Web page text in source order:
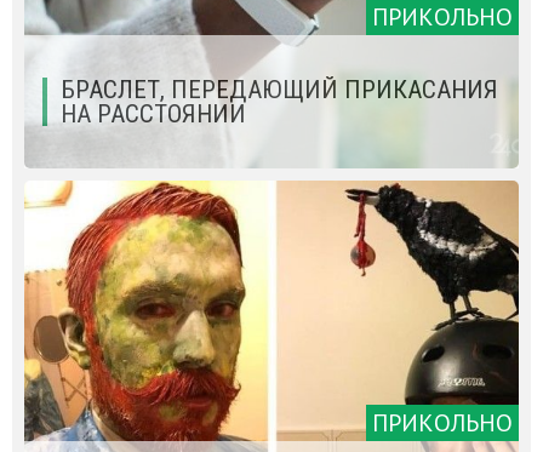
ПРИКОЛЬНО
БРАСЛЕТ, ПЕРЕДАЮЩИЙ ПРИКАСАНИЯ
НА РАССТОЯНИИ
ПРИКОЛЬНО